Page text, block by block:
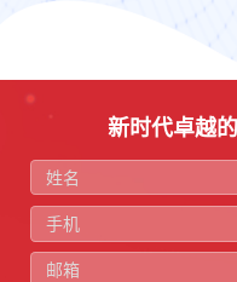
新时代卓越